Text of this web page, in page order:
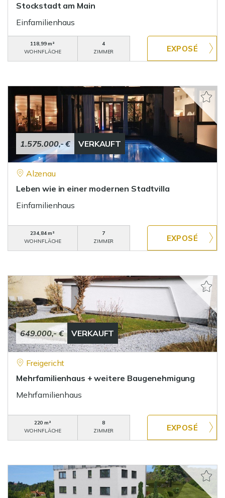
Stockstadt am Main
Einfamilienhaus
118,99 m²
WOHNFLÄCHE
4
ZIMMER
1.575.000,- € VERKAUFT
Alzenau
Leben wie in einer modernen Stadtvilla
Einfamilienhaus
234,84 m²
WOHNFLÄCHE
7
ZIMMER
649.000,- € VERKAUFT
Freigericht
Mehrfamilienhaus + weitere Baugenehmigung
Mehrfamilienhaus
220 m²
WOHNFLÄCHE
8
ZIMMER